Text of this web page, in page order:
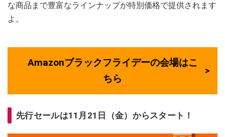
な商品まで豊富なラインナップが特別価格で提供されます
よ。
Amazonブラックフライデーの会場はこ
ちら
先行セールは11月21日（金）からスタート！